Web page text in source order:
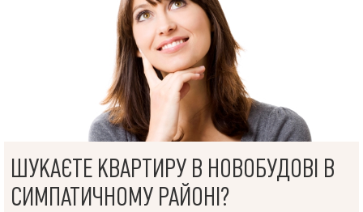
ШУКАЄТЕ КВАРТИРУ В НОВОБУДОВІ В
СИМПАТИЧНОМУ РАЙОНІ?